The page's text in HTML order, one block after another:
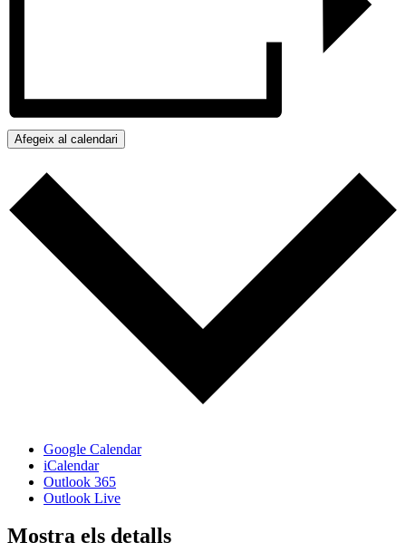
Afegeix al calendari
Google Calendar
iCalendar
Outlook 365
Outlook Live
Mostra els detalls